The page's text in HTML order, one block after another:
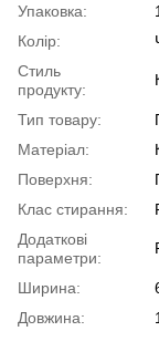
Упаковка:
Колір:
Стиль
продукту:
Тип товару:
Матеріал:
Поверхня:
Клас стирання:
Додаткові
параметри:
Ширина:
Довжина: